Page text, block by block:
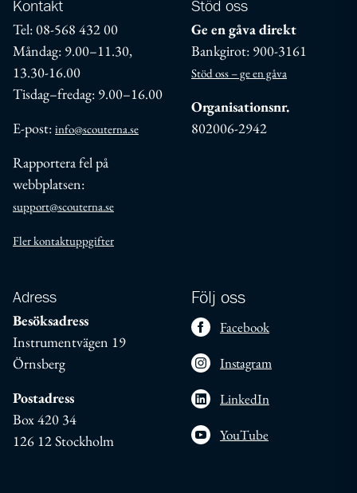
Kontakt
Tel: 08-568 432 00
Måndag: 9.00–11.30,
13.30-16.00
Tisdag–fredag: 9.00–16.00
E-post: info@scouterna.se
Rapportera fel på
webbplatsen:
support@scouterna.se
Fler kontaktuppgifter
Stöd oss
Ge en gåva direkt
Bankgirot: 900-3161
Stöd oss – ge en gåva
Organisationsnr.
802006-2942
Adress
Besöksadress
Instrumentvägen 19
Örnsberg
Postadress
Box 420 34
126 12 Stockholm
Följ oss
Facebook
Instagram
LinkedIn
YouTube